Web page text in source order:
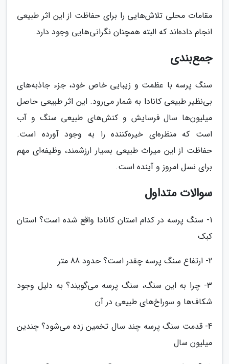
مقامات محلی تلاش‌هایی را برای حفاظت از این اثر طبیعی
انجام داده‌اند که البته همچنان نگرانی‌هایی وجود دارد.
جمع‌بندی
سنگ پرسه با عظمت و زیبایی خاص خود، جزء جاذبه‌های
بی‌نظیر طبیعی کانادا به شمار می‌رود. این اثر طبیعی حاصل
میلیون‌ها سال فرسایش و کنش‌های طبیعی سنگ و آب
است که منظره‌ای خیره‌کننده را به وجود آورده است.
حفاظت از این میراث طبیعی بسیار ارزشمند، وظیفه‌ای مهم
برای نسل امروز و آینده است.
سوالات متداول
1- سنگ پرسه در کدام استان کانادا واقع شده است؟ استان
کبک
2- ارتفاع سنگ پرسه چقدر است؟ حدود 88 متر
3- چرا به این سنگ، سنگ پرسه می‌گویند؟ به دلیل وجود
شکاف‌ها و سوراخ‌های طبیعی در آن
4- قدمت سنگ پرسه چند سال تخمین زده می‌شود؟ چندین
میلیون سال